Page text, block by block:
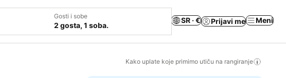
Gosti i sobe
2 gosta, 1 soba.
SR · € Prijavi me Meni
Kako uplate koje primimo utiču na rangiranje